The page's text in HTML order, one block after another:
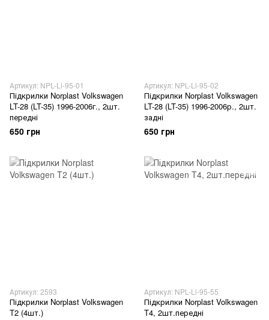
Артикул: NPL-Li-95-01
Підкрилки Norplast Volkswagen
LT-28 (LT-35) 1996-2006г., 2шт.
передні
650 грн
Артикул: NPL-Li-95-02
Підкрилки Norplast Volkswagen
LT-28 (LT-35) 1996-2006р., 2шт.
задні
650 грн
Артикул: 2593
Підкрилки Norplast Volkswagen
T2 (4шт.)
Артикул: NPL-Li-95-55
Підкрилки Norplast Volkswagen
T4, 2шт.передні